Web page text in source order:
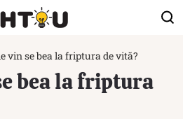
vin se bea la friptura de vită?
bea la friptura